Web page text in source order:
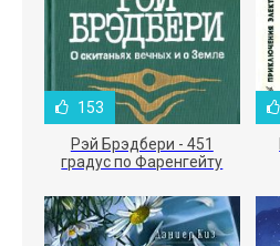
153
Рэй Брэдбери - 451
градус по Фаренгейту